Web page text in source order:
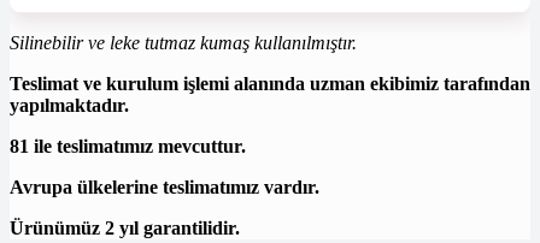
Silinebilir ve leke tutmaz kumaş kullanılmıştır.
Teslimat ve kurulum işlemi alanında uzman ekibimiz tarafından
yapılmaktadır.
81 ile teslimatımız mevcuttur.
Avrupa ülkelerine teslimatımız vardır.
Ürünümüz 2 yıl garantilidir.